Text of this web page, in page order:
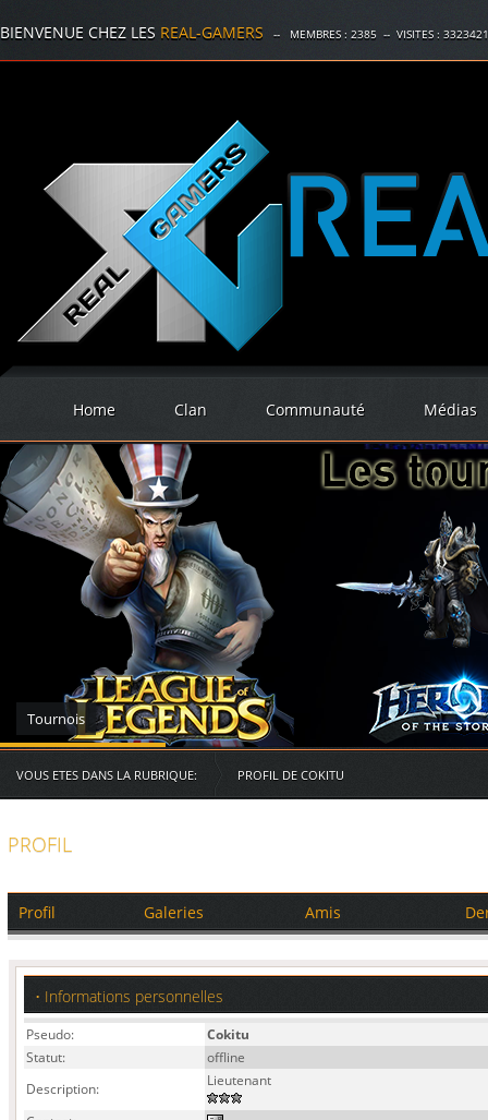
BIENVENUE CHEZ LES REAL-GAMERS -- MEMBRES : 2385 -- VISITES : 3323421
Home Clan Communauté Médias
Serveurs des RG
VOUS ETES DANS LA RUBRIQUE: PROFIL DE COKITU
PROFIL
Profil Galeries Amis
• Informations personnelles
Pseudo:
Cokitu
Statut:
offline
Description:
Lieutenant